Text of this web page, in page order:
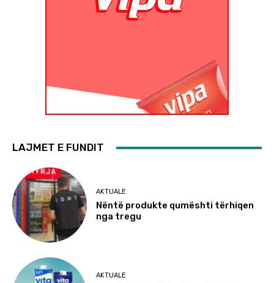
LAJMET E FUNDIT
AKTUALE
Nëntë produkte qumështi tërhiqen
nga tregu
AKTUALE